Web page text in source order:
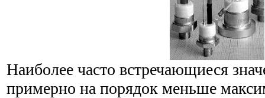
Наиболее часто встречающиеся
примерно на порядок меньше